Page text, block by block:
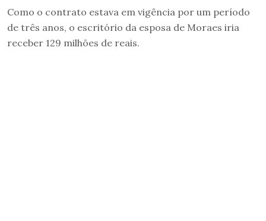
Como o contrato estava em vigência por um período
de três anos, o escritório da esposa de Moraes iria
receber 129 milhões de reais.